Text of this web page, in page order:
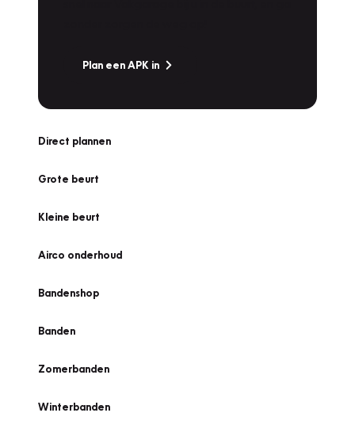
Plan een APK in
Direct plannen
Grote beurt
Kleine beurt
Airco onderhoud
Bandenshop
Banden
Zomerbanden
Winterbanden